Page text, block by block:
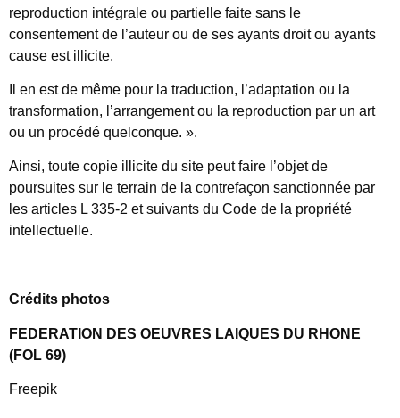
reproduction intégrale ou partielle faite sans le
consentement de l’auteur ou de ses ayants droit ou ayants
cause est illicite.
Il en est de même pour la traduction, l’adaptation ou la
transformation, l’arrangement ou la reproduction par un art
ou un procédé quelconque. ».
Ainsi, toute copie illicite du site peut faire l’objet de
poursuites sur le terrain de la contrefaçon sanctionnée par
les articles L 335-2 et suivants du Code de la propriété
intellectuelle.
Crédits photos
FEDERATION DES OEUVRES LAIQUES DU RHONE
(FOL 69)
Freepik